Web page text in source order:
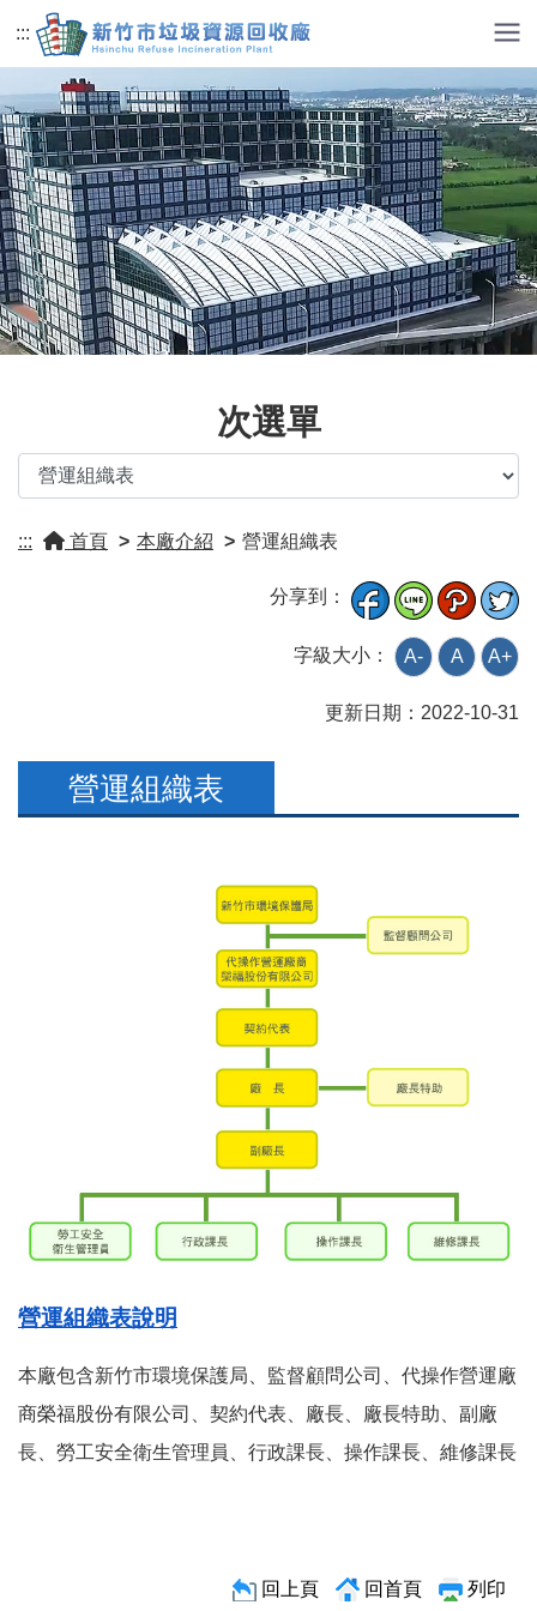
跳到主要內容
:::
次選單
::: 首頁 > 本廠介紹 > 營運組織表
分享到：
字級大小： A- A A+
更新日期： 2022-10-31
營運組織表
營運組織表說明
本廠包含新竹市環境保護局、監督顧問公司、代操作營運廠
商榮福股份有限公司、契約代表、廠長、廠長特助、副廠
長、勞工安全衛生管理員、行政課長、操作課長、維修課長
回上頁 回首頁 列印